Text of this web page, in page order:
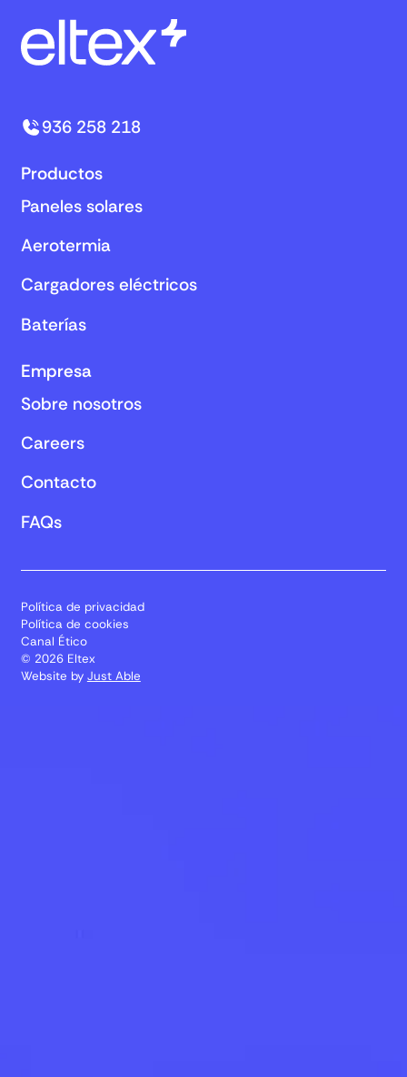
936 258 218
Productos
Paneles solares
Aerotermia
Cargadores eléctricos
Baterías
Empresa
Sobre nosotros
Careers
Contacto
FAQs
Política de privacidad
Política de cookies
Canal Ético
© 2026 Eltex
Website by Just Able